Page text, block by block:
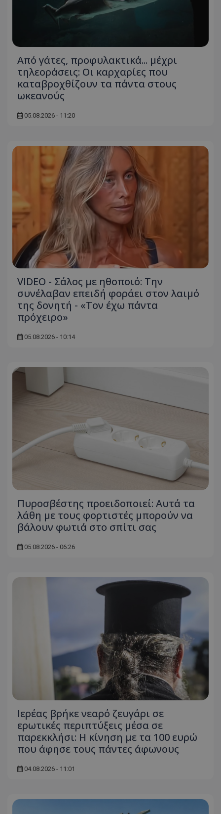
Από γάτες, προφυλακτικά... μέχρι
τηλεοράσεις: Οι καρχαρίες που
καταβροχθίζουν τα πάντα στους
ωκεανούς
05.08.2026 - 11:20
VIDEO - Σάλος με ηθοποιό: Την
συνέλαβαν επειδή φοράει στον λαιμό
της δονητή - «Τον έχω πάντα
πρόχειρο»
05.08.2026 - 10:14
Πυροσβέστης προειδοποιεί: Αυτά τα
λάθη με τους φορτιστές μπορούν να
βάλουν φωτιά στο σπίτι σας
05.08.2026 - 06:26
Ιερέας βρήκε νεαρό ζευγάρι σε
ερωτικές περιπτύξεις μέσα σε
παρεκκλήσι: Η κίνηση με τα 100 ευρώ
που άφησε τους πάντες άφωνους
04.08.2026 - 11:01